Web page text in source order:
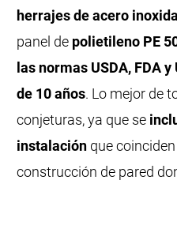
herrajes de acero
panel de polietileno PE
las normas USDA, FDA y
de 10 años. Lo mejor de
conjeturas, ya que se
instalación que
construcción de pared